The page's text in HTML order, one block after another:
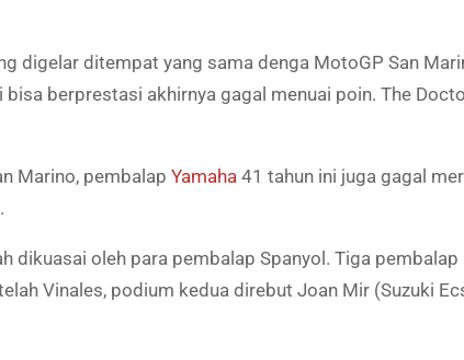
digelar ditempat yang sama denga MotoGP San
berprestasi akhirnya gagal menuai poin. The
Marino, pembalap Yamaha 41 tahun ini juga gagal
dikuasai oleh para pembalap Spanyol. Tiga
Vinales, podium kedua direbut Joan Mir (Suzuki